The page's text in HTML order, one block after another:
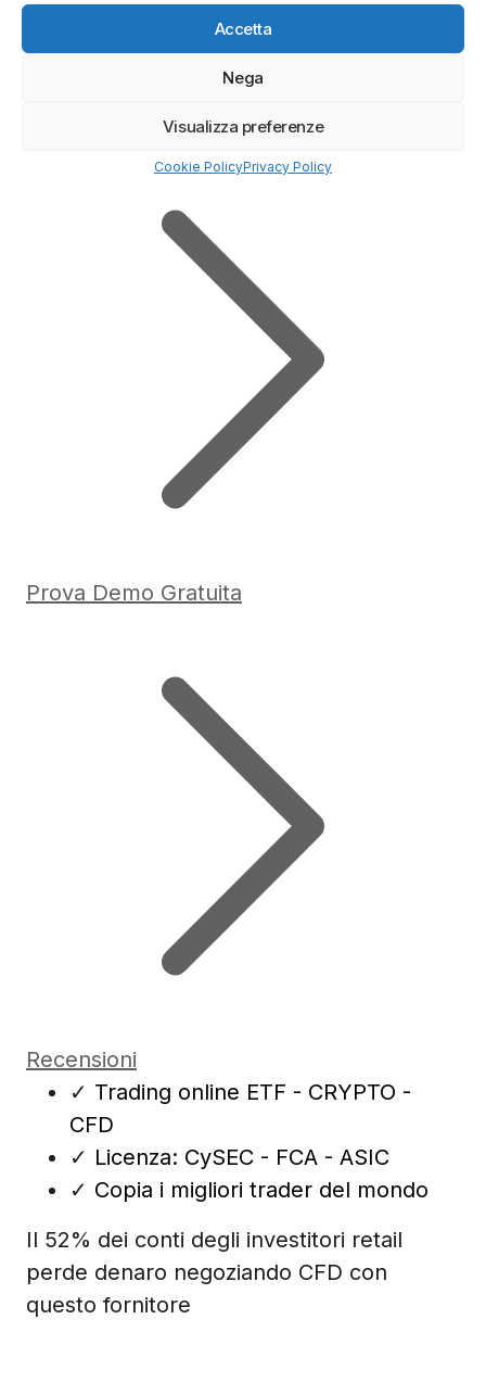
Accetta
Nega
Visualizza preferenze
Cookie PolicyPrivacy Policy
✓ Trading online ETF - CRYPTO - CFD
✔️ Broker regolamentato
Prova Demo Gratuita
Recensioni
✓ Trading online ETF - CRYPTO -
CFD
✓ Licenza: CySEC - FCA - ASIC
✓ Copia i migliori trader del mondo
Il 52% dei conti degli investitori retail
perde denaro negoziando CFD con
questo fornitore